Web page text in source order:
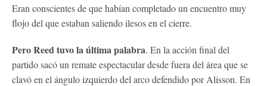
Eran conscientes de que habían completado un encuentro muy
flojo del que estaban saliendo ilesos en el cierre.
Pero Reed tuvo la última palabra. En la acción final del
partido sacó un remate espectacular desde fuera del área que se
clavó en el ángulo izquierdo del arco defendido por Alisson. En